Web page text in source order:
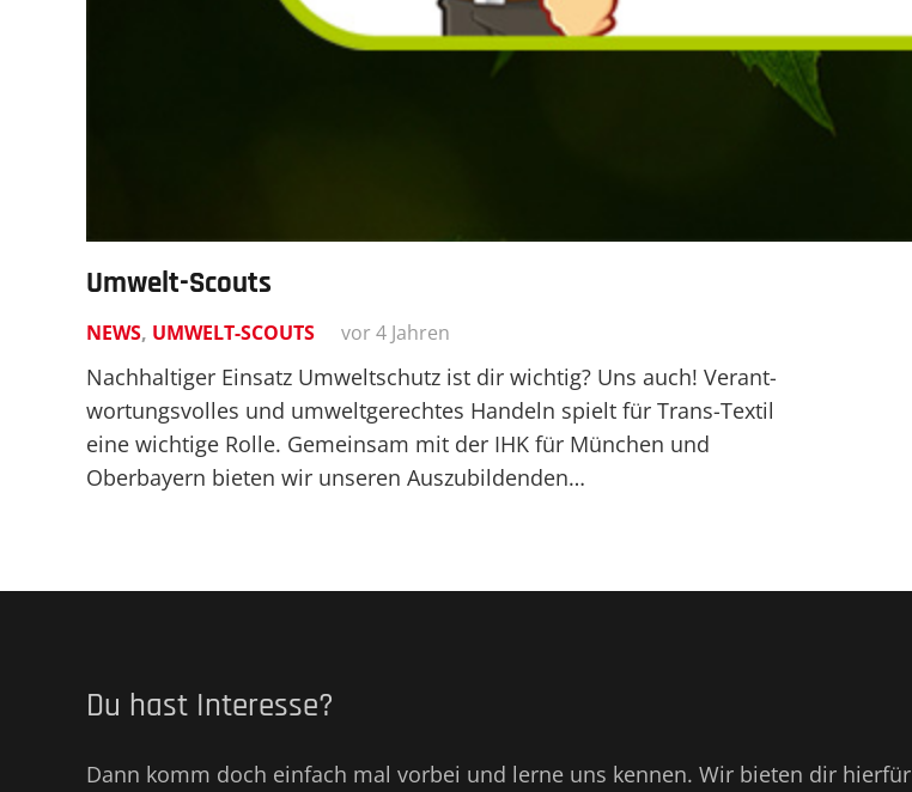
Umwelt-Scouts
NEWS, UMWELT-SCOUTS vor 4 Jahren
Nachhal­tiger Einsatz Umwelt­schutz ist dir wichtig? Uns auch! Verant­
wor­tungs­volles und umwelt­ge­rechtes Handeln spielt für Trans-Textil
eine wichtige Rolle. Gemeinsam mit der IHK für München und
Oberbayern bieten wir unseren Auszu­bil­denden…
Du hast Interesse?
Dann komm doch einfach mal vorbei und lerne uns kennen. Wir bieten dir hierfür